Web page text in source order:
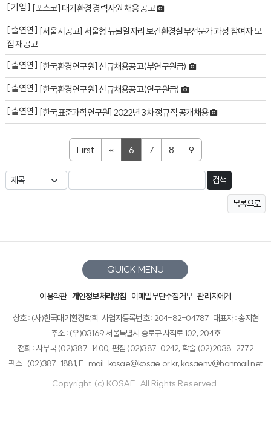
[ 기업 ] [포스코] 대기환경 경력사원 채용 공고
[ 출연연 ] [서울시공고] 서울형 뉴딜일자리 보건환경실무전문가 과정 참여자 모
집 재공고
[ 출연연 ] [한국환경연구원] 신규채용공고(부연구원급)
[ 출연연 ] [한국환경연구원] 신규채용공고(연구원급)
[ 출연연 ] [한국표준과학연구원] 2022년 3차 정규직 공개채용
First « 6 7 8 9
검색
목록으로
이용약관 개인정보처리방침 이메일무단수집거부 관리자에게
QUICK MENU
상호 : (사)한국대기환경학회 사업자등록번호 : 204-82-04787 대표자 : 송지현
주소 : (우)03169 서울특별시 종로구 사직로 102, 204호
전화 : 사무국 (02)387-1400, 편집 (02)387-0242, 학술 (02)2038-2772
팩스 : (02)387-1881, E-mail : kosae@kosae.or.kr, kosaenv@hanmail.net
Copyright (c) KOSAE. All Rights Reserved.